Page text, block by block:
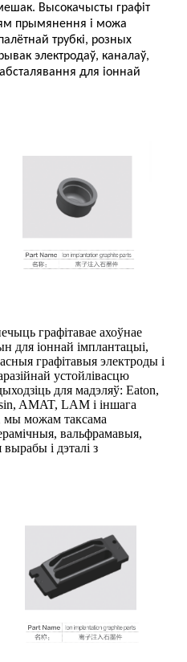
Высокачысты графіт
прымянення і можа
трубкі, розных
электродаў, каналаў,
для іоннай
графітавае ахоўнае
для іоннай імплантацыі,
графітавыя электроды і
устойлівасцю
для мадэляў: Eaton,
AMAT, LAM і іншага
мы можам таксама
вальфрамавыя,
і дэталі з